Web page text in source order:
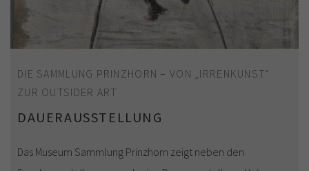
DIE SAMMLUNG PRINZHORN – VON „IRRENKUNST"
ZUR OUTSIDER ART
DAUERAUSSTELLUNG
Das Museum Sammlung Prinzhorn zeigt neben den